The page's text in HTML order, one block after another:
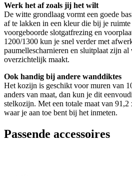
Werk het af zoals jij het wilt
De witte grondlaag vormt een goede
af te lakken in een kleur die bij je
voorgeboorde slotgatfrezing en
1200/1300 kun je snel verder met
paumellescharnieren en sluitplaat zijn
overzichtelijk maakt.
Ook handig bij andere wanddiktes
Het kozijn is geschikt voor muren van
anders van maat, dan kun je dit
stelkozijn. Met een totale maat van
waar je aan toe bent bij het inmeten.
Passende accessoires